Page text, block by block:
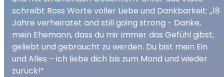
schreibt Ross Worte voller Liebe und Dankbarkeit: „18
Jahre verheiratet and still going strong - Danke,
mein Ehemann, dass du mir immer das Gefühl gibst,
geliebt und gebraucht zu werden. Du bist mein Ein
und Alles – ich liebe dich bis zum Mond und wieder
zurück!“